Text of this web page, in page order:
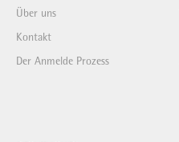
Über uns
Kontakt
Der Anmelde Prozess